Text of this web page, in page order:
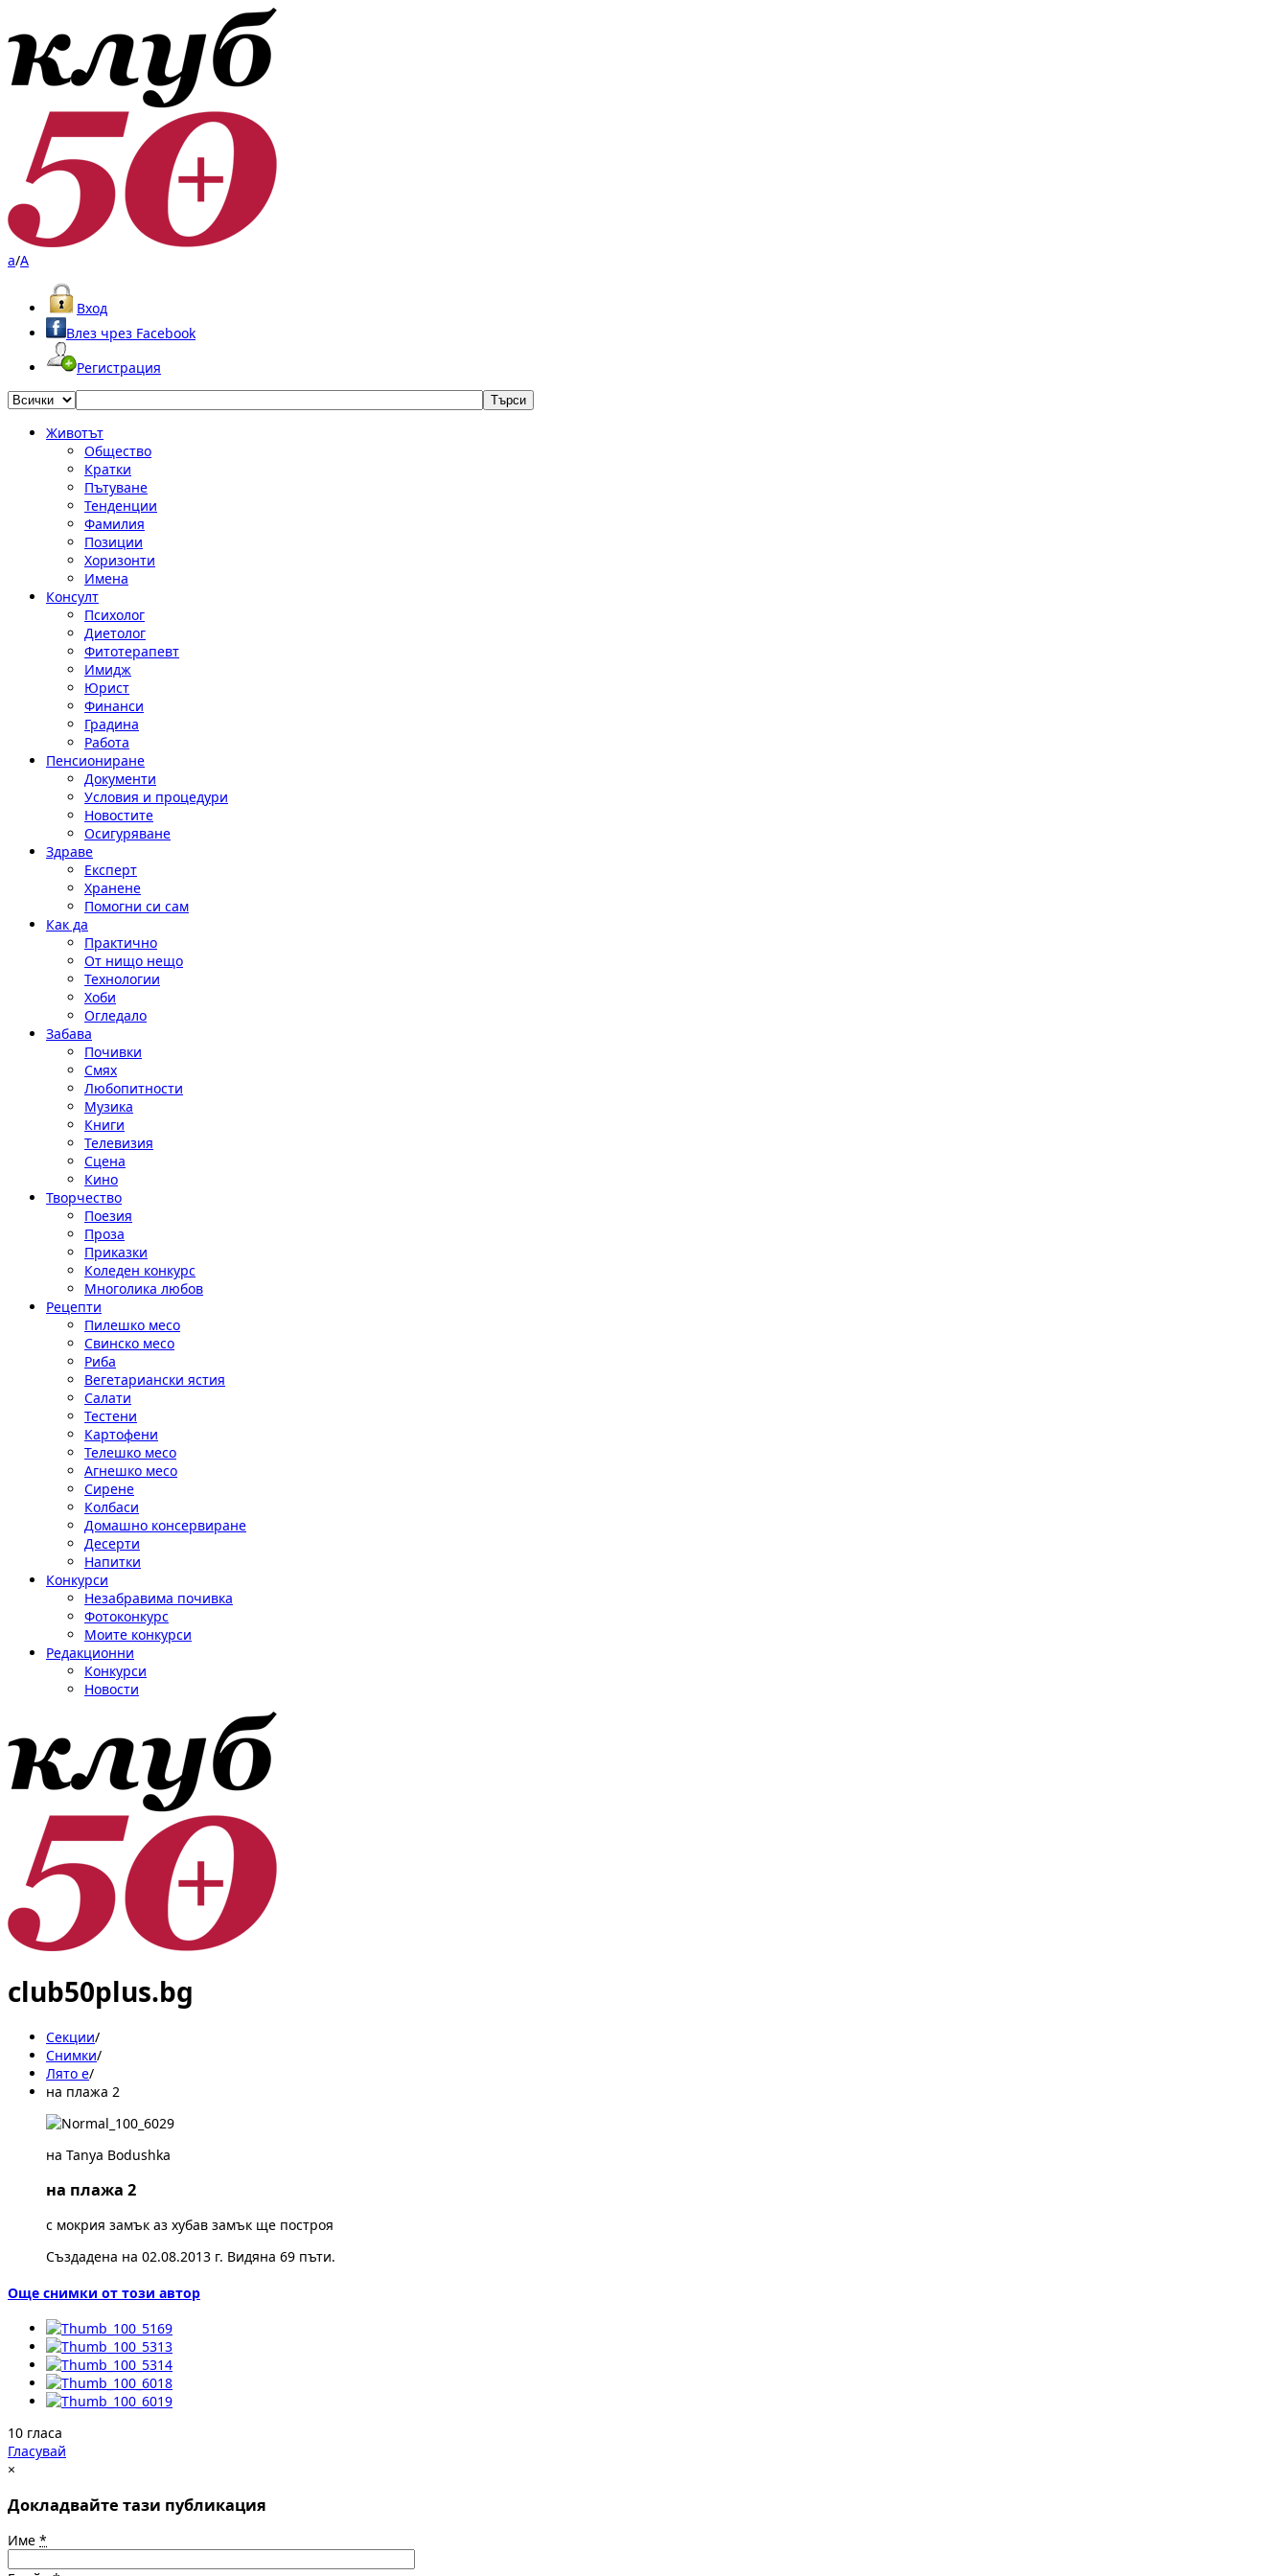
a/A
Вход
Влез чрез Facebook
Регистрация
Животът
Общество
Кратки
Пътуване
Тенденции
Фамилия
Позиции
Хоризонти
Имена
Консулт
Психолог
Диетолог
Фитотерапевт
Имидж
Юрист
Финанси
Градина
Работа
Пенсиониране
Документи
Условия и процедури
Новостите
Осигуряване
Здраве
Експерт
Хранене
Помогни си сам
Как да
Практично
От нищо нещо
Технологии
Хоби
Огледало
Забава
Почивки
Смях
Любопитности
Музика
Книги
Телевизия
Сцена
Кино
Творчество
Поезия
Проза
Приказки
Коледен конкурс
Многолика любов
Рецепти
Пилешко месо
Свинско месо
Риба
Вегетариански ястия
Салати
Тестени
Картофени
Телешко месо
Агнешко месо
Сирене
Колбаси
Домашно консервиране
Десерти
Напитки
Конкурси
Незабравима почивка
Фотоконкурс
Моите конкурси
Редакционни
Конкурси
Новости
club50plus.bg
Секции/
Снимки/
Лято е/
на плажа 2
на Tanya Bodushka
на плажа 2
с мокрия замък аз хубав замък ще построя
Създадена на 02.08.2013 г. Видяна 69 пъти.
Още снимки от този автор
10 гласа
Гласувай
×
Докладвайте тази публикация
Име *